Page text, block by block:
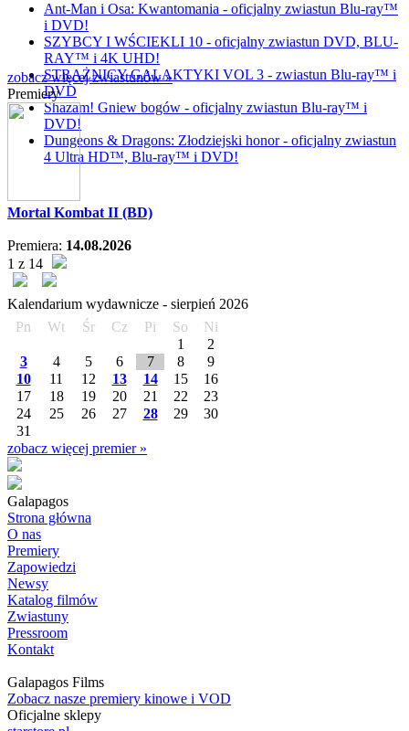
Ant-Man i Osa: Kwantomania - oficjalny zwiastun Blu-ray™
i DVD!
SZYBCY I WŚCIEKLI 10 - oficjalny zwiastun DVD, BLU-
RAY™ i 4K UHD!
STRAŻNICY GALAKTYKI VOL 3 - zwiastun Blu-ray™ i
DVD
Shazam! Gniew bogów - oficjalny zwiastun Blu-ray™ i
DVD!
Dungeons & Dragons: Złodziejski honor - oficjalny zwiastun
4 Ultra HD™, Blu-ray™ i DVD!
zobacz więcej zwiastunów »
Premiery
Mortal Kombat II (BD)
Premiera: 14.08.2026
1 z 14
Kalendarium wydawnicze - sierpień 2026
Pn
Wt Śr Cz Pi So
Ni
1
2
3
4 5 6 7 8
9
10
11 12 13 14 15
16
17
18 19 20 21 22
23
24
25 26 27 28 29
30
31
zobacz więcej premier »
Galapagos
Strona główna
O nas
Premiery
Zapowiedzi
Newsy
Katalog filmów
Zwiastuny
Pressroom
Kontakt
Galapagos Films
Zobacz nasze premiery kinowe i VOD
Oficjalne sklepy